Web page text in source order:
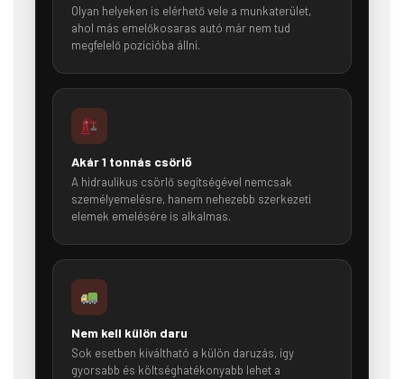
Olyan helyeken is elérhető vele a munkaterület,
ahol más emelőkosaras autó már nem tud
megfelelő pozícióba állni.
Akár 1 tonnás csörlő
A hidraulikus csörlő segítségével nemcsak
személyemelésre, hanem nehezebb szerkezeti
elemek emelésére is alkalmas.
Nem kell külön daru
Sok esetben kiváltható a külön daruzás, így
gyorsabb és költséghatékonyabb lehet a